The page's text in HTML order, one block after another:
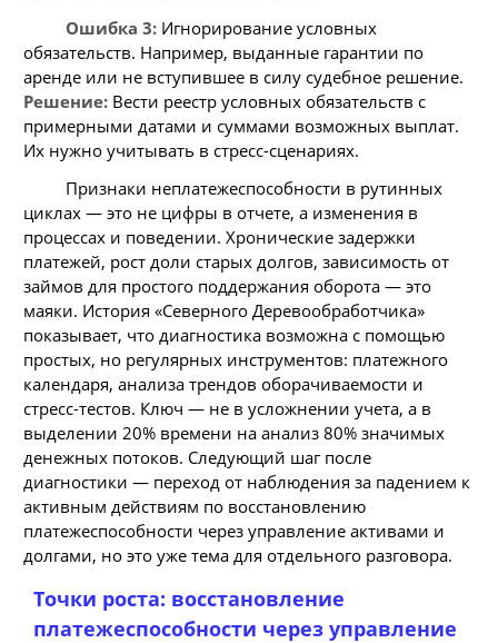
Ошибка 3:Игнорирование условных
обязательств. Например, выданные гарантии по
аренде или не вступившее в силу судебное решение.
Решение: Вести реестр условных обязательств с
примерными датами и суммами возможных выплат.
Их нужно учитывать в стресс-сценариях.
Признаки неплатежеспособности в рутинных
циклах — это не цифры в отчете, а изменения в
процессах и поведении. Хронические задержки
платежей, рост доли старых долгов, зависимость от
займов для простого поддержания оборота — это
маяки. История «Северного Деревообработчика»
показывает, что диагностика возможна с помощью
простых, но регулярных инструментов: платежного
календаря, анализа трендов оборачиваемости и
стресс-тестов. Ключ — не в усложнении учета, а в
выделении 20% времени на анализ 80% значимых
денежных потоков. Следующий шаг после
диагностики — переход от наблюдения за падением к
активным действиям по восстановлению
платежеспособности через управление активами и
долгами, но это уже тема для отдельного разговора.
Точки роста: восстановление
платежеспособности через управление